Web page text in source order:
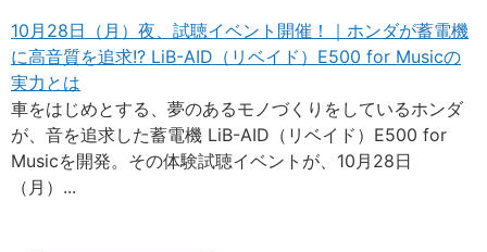
10月28日（月）夜、試聴イベント開催！｜ホンダが蓄電機
に高音質を追求!? LiB-AID（リベイド）E500 for Musicの
実力とは
車をはじめとする、夢のあるモノづくりをしているホンダ
が、音を追求した蓄電機 LiB-AID（リベイド）E500 for
Musicを開発。その体験試聴イベントが、10月28日
（月）...